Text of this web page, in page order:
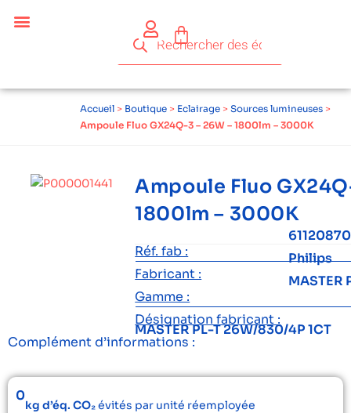
Accueil > Boutique > Eclairage > Sources lumineuses >
Ampoule Fluo GX24Q-3 – 26W – 1800lm – 3000K
Ampoule Fluo
1800lm – 3000K
Réf. fab :
61120870
Fabricant :
Philips
Gamme :
MASTER
Désignation fabricant :
MASTER PL-T 26W/830/4P 1CT
Complément d’informations :
0
kg d’éq. CO₂évités par unité réemployée